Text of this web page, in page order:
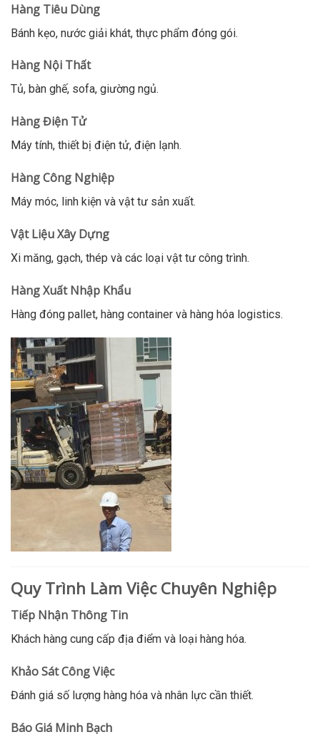
Hàng Tiêu Dùng
Bánh kẹo, nước giải khát, thực phẩm đóng gói.
Hàng Nội Thất
Tủ, bàn ghế, sofa, giường ngủ.
Hàng Điện Tử
Máy tính, thiết bị điện tử, điện lạnh.
Hàng Công Nghiệp
Máy móc, linh kiện và vật tư sản xuất.
Vật Liệu Xây Dựng
Xi măng, gạch, thép và các loại vật tư công trình.
Hàng Xuất Nhập Khẩu
Hàng đóng pallet, hàng container và hàng hóa logistics.
Quy Trình Làm Việc Chuyên Nghiệp
Tiếp Nhận Thông Tin
Khách hàng cung cấp địa điểm và loại hàng hóa.
Khảo Sát Công Việc
Đánh giá số lượng hàng hóa và nhân lực cần thiết.
Báo Giá Minh Bạch